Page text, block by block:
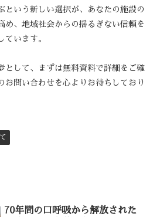
という新しい選択が、あなたの施設の
め、地域社会からの揺るぎない信頼を
ています。
として、まずは無料資料で詳細をご確
お問い合わせを心よりお待ちしており
70年間の口呼吸から解放された